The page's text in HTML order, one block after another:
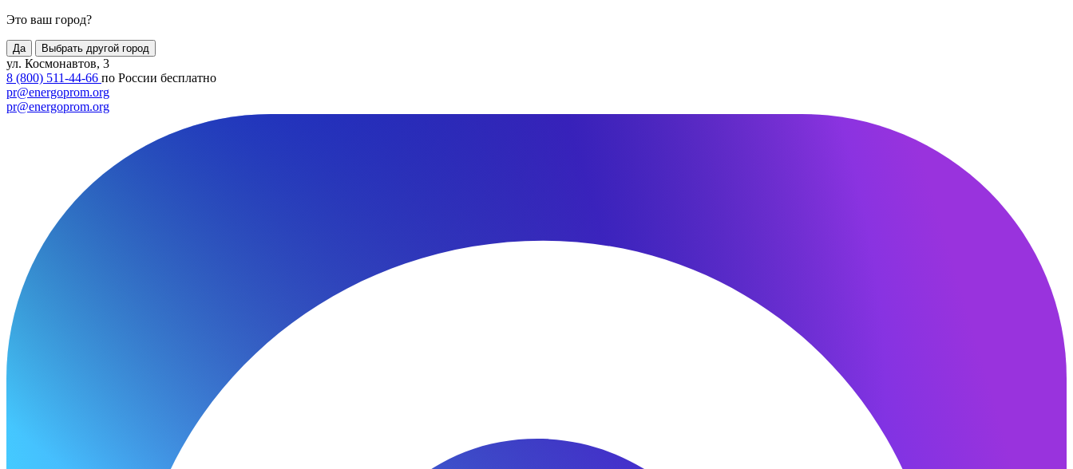
Это ваш город?
Да Выбрать другой город
ул. Космонавтов, 3
8 (800) 511-44-66 по России бесплатно
pr@energoprom.org
pr@energoprom.org